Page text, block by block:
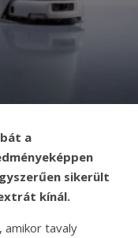
a
sikerült
kínál.
amikor tavaly